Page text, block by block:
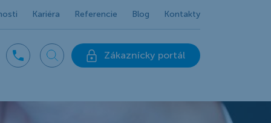
Zákaznícky portál
Kariéra Referencie Blog Kontakty